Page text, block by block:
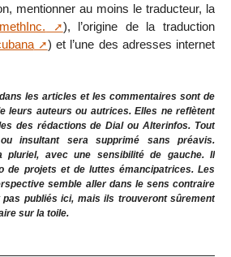
mentionner au moins le traducteur, la
), l’origine de la traduction
) et l’une des adresses internet
les articles et les commentaires sont de
leurs auteurs ou autrices. Elles ne reflètent
des rédactions de Dial ou Alterinfos. Tout
insultant sera supprimé sans préavis.
pluriel, avec une sensibilité de gauche. Il
de projets et de luttes émancipatrices. Les
semble aller dans le sens contraire
publiés ici, mais ils trouveront sûrement
sur la toile.